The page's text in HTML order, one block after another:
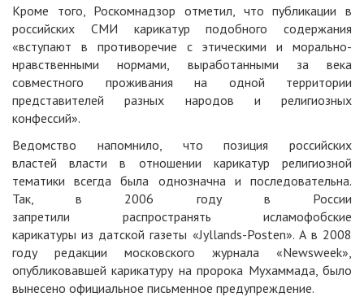
Кроме того, Роскомнадзор отметил, что публикации в
российских СМИ карикатур подобного содержания
«вступают в противоречие с этическими и морально-
нравственными нормами, выработанными за века
совместного проживания на одной территории
представителей разных народов и религиозных
конфессий».
Ведомство напомнило, что позиция российских
властей власти в отношении карикатур религиозной
тематики всегда была однозначна и последовательна.
Так, в 2006 году в России
запретили распространять исламофобские
карикатуры из датской газеты «Jyllands-Posten». А в 2008
году редакции московского журнала «Newsweek»,
опубликовавшей карикатуру на пророка Мухаммада, было
вынесено официальное письменное предупреждение.